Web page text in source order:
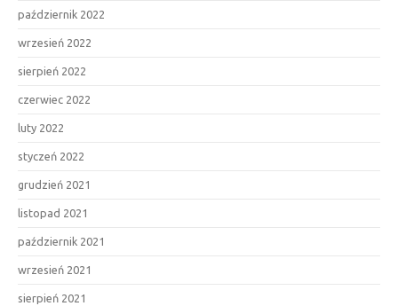
październik 2022
wrzesień 2022
sierpień 2022
czerwiec 2022
luty 2022
styczeń 2022
grudzień 2021
listopad 2021
październik 2021
wrzesień 2021
sierpień 2021